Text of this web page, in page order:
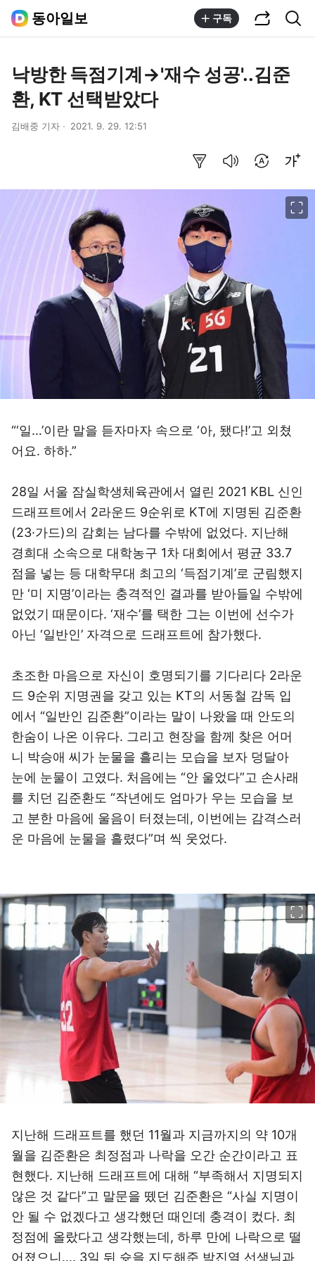
동아일보 구독
낙방한 득점기계→'재수 성공'..김준
환, KT 선택받았다
김배중 기자 2021. 9. 29. 12:51
“‘일…’이란 말을 듣자마자 속으로 ‘아, 됐다!’고 외쳤
어요. 하하.”
28일 서울 잠실학생체육관에서 열린 2021 KBL 신인
드래프트에서 2라운드 9순위로 KT에 지명된 김준환
(23·가드)의 감회는 남다를 수밖에 없었다. 지난해
경희대 소속으로 대학농구 1차 대회에서 평균 33.7
점을 넣는 등 대학무대 최고의 ‘득점기계’로 군림했지
만 ‘미 지명’이라는 충격적인 결과를 받아들일 수밖에
없었기 때문이다. ‘재수’를 택한 그는 이번에 선수가
아닌 ‘일반인’ 자격으로 드래프트에 참가했다.
초조한 마음으로 자신이 호명되기를 기다리다 2라운
드 9순위 지명권을 갖고 있는 KT의 서동철 감독 입
에서 “일반인 김준환”이라는 말이 나왔을 때 안도의
한숨이 나온 이유다. 그리고 현장을 함께 찾은 어머
니 박승애 씨가 눈물을 흘리는 모습을 보자 덩달아
눈에 눈물이 고였다. 처음에는 “안 울었다”고 손사래
를 치던 김준환도 “작년에도 엄마가 우는 모습을 보
고 분한 마음에 울음이 터졌는데, 이번에는 감격스러
운 마음에 눈물을 흘렸다”며 씩 웃었다.
지난해 드래프트를 했던 11월과 지금까지의 약 10개
월을 김준환은 최정점과 나락을 오간 순간이라고 표
현했다. 지난해 드래프트에 대해 “부족해서 지명되지
않은 것 같다”고 말문을 뗐던 김준환은 “사실 지명이
안 될 수 없겠다고 생각했던 때인데 충격이 컸다. 최
정점에 올랐다고 생각했는데, 하루 만에 나락으로 떨
어졌으니…. 3일 뒤 슛을 지도해준 박진열 선생님과